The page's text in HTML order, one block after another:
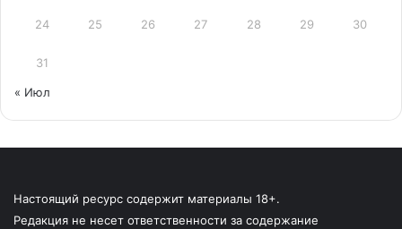
24 25 26 27 28 29 30
31
« Июл
Настоящий ресурс содержит материалы 18+.
Редакция не несет ответственности за содержание